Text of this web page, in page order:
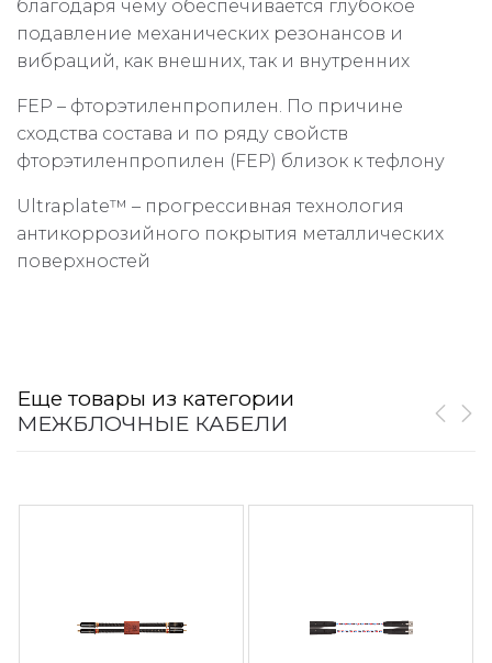
благодаря чему обеспечивается глубокое
подавление механических резонансов и
вибраций, как внешних, так и внутренних
FEP – фторэтиленпропилен. По причине
сходства состава и по ряду свойств
фторэтиленпропилен (FEP) близок к тефлону
Ultraplate™ – прогрессивная технология
антикоррозийного покрытия металлических
поверхностей
Еще товары из категории
МЕЖБЛОЧНЫЕ КАБЕЛИ